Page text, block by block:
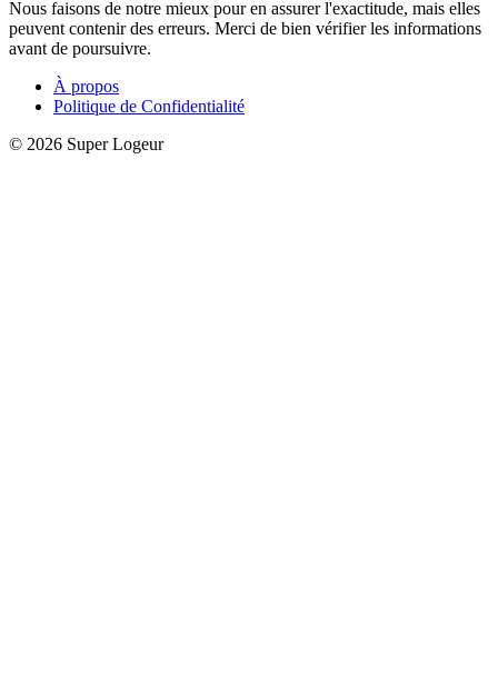
Nous faisons de notre mieux pour en assurer l'exactitude, mais elles
peuvent contenir des erreurs. Merci de bien vérifier les informations
avant de poursuivre.
À propos
Politique de Confidentialité
© 2026 Super Logeur